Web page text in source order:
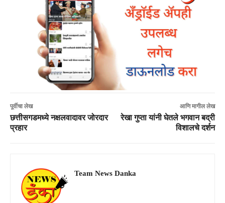
पूर्वीचा लेख
छत्तीसगडमध्ये नक्षलवादावर जोरदार
प्रहार
आणि मागील लेख
रेखा गुप्ता यांनी घेतले भगवान बद्री
विशालचे दर्शन
Team News Danka